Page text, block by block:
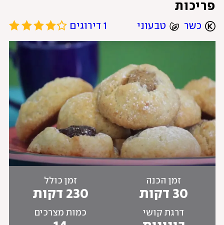
פריכות
כשר טבעוני 1 דירוגים
זמן הכנה
30 דקות
זמן כולל
230 דקות
דרגת קושי כמות מצרכים